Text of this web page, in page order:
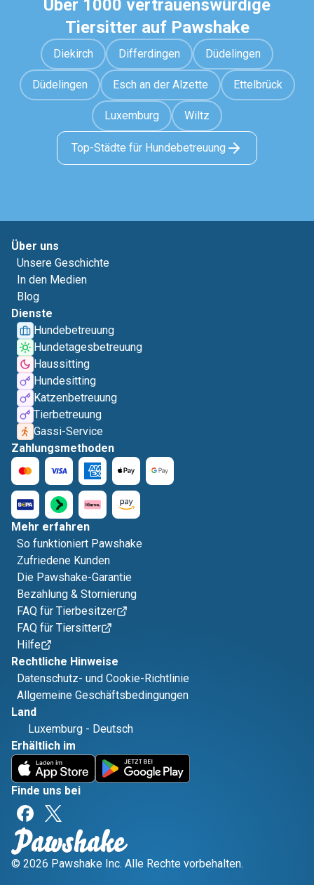
Über 1000 vertrauenswürdige
Tiersitter auf Pawshake
Diekirch Differdingen Düdelingen
Düdelingen Esch an der Alzette Ettelbrück
Luxemburg Wiltz
Top-Städte für Hundebetreuung
Über uns
Unsere Geschichte
In den Medien
Blog
Dienste
Hundebetreuung
Hundetagesbetreuung
Haussitting
Hundesitting
Katzenbetreuung
Tierbetreuung
Gassi-Service
Zahlungsmethoden
Mehr erfahren
So funktioniert Pawshake
Zufriedene Kunden
Die Pawshake-Garantie
Bezahlung & Stornierung
FAQ für Tierbesitzer
FAQ für Tiersitter
Hilfe
Rechtliche Hinweise
Datenschutz- und Cookie-Richtlinie
Allgemeine Geschäftsbedingungen
Land
Luxemburg - Deutsch
Erhältlich im
Finde uns bei
© 2026 Pawshake Inc. Alle Rechte vorbehalten.